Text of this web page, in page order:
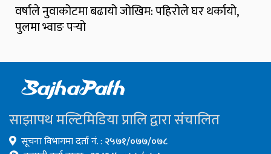
वर्षाले नुवाकोटमा बढायो जोखिम: पहिरोले घर थर्कायो,
पुलमा भ्वाङ पर्‍यो
साझापथ मल्टिमिडिया प्रालि द्वारा संचालित
सूचना विभागमा दर्ता नं. : २५७१/०७७/०७८